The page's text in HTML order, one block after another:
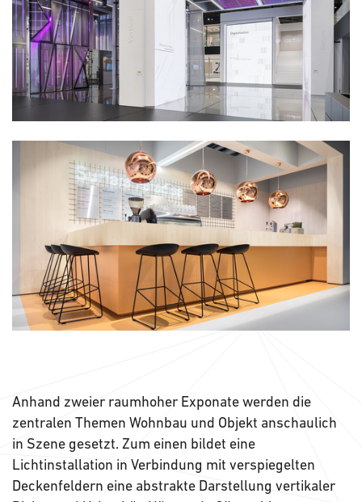
Anhand zweier raumhoher Exponate werden die
zentralen Themen Wohnbau und Objekt anschaulich
in Szene gesetzt. Zum einen bildet eine
Lichtinstallation in Verbindung mit verspiegelten
Deckenfeldern eine abstrakte Darstellung vertikaler